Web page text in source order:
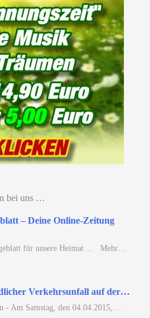
bei uns …
– Deine Online-Zeitung
für unsere Heimat ... Mehr…
Verkehrsunfall auf der…
- Am Samstag, den 04.04.2015,…